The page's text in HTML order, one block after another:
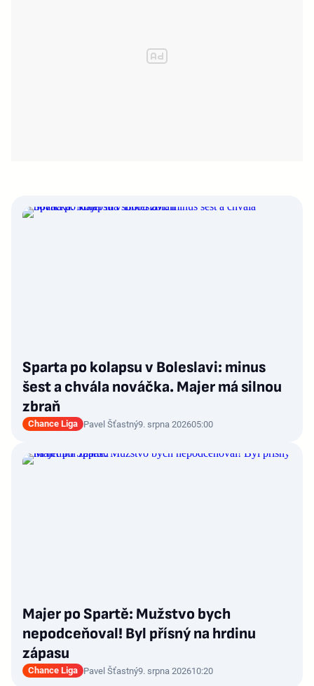
Sparta po kolapsu v Boleslavi: minus
šest a chvála nováčka. Majer má silnou
zbraň
Chance Liga Pavel Šťastný9. srpna 202605:00
Majer po Spartě: Mužstvo bych
nepodceňoval! Byl přísný na hrdinu
zápasu
Chance Liga Pavel Šťastný9. srpna 202610:20